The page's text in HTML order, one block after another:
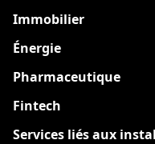
Immobilier
Énergie
Pharmaceutique
Fintech
Services liés aux